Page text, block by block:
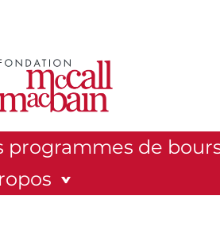
programmes de